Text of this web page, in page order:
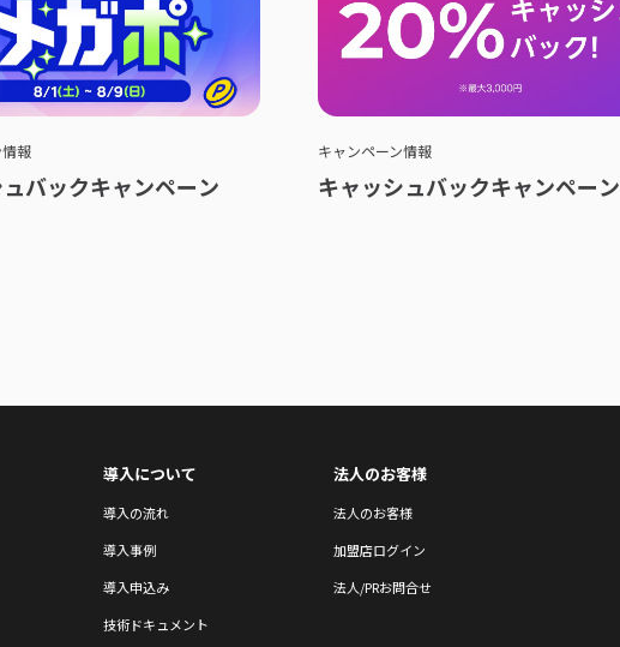
報
バックキャンペーン
キャンペーン情報
キャッシュバックキャンペーン
導入について
導入の流れ
導入事例
導入申込み
技術ドキュメント
法人のお客様
法人のお客様
加盟店ログイン
法人/PRお問合せ